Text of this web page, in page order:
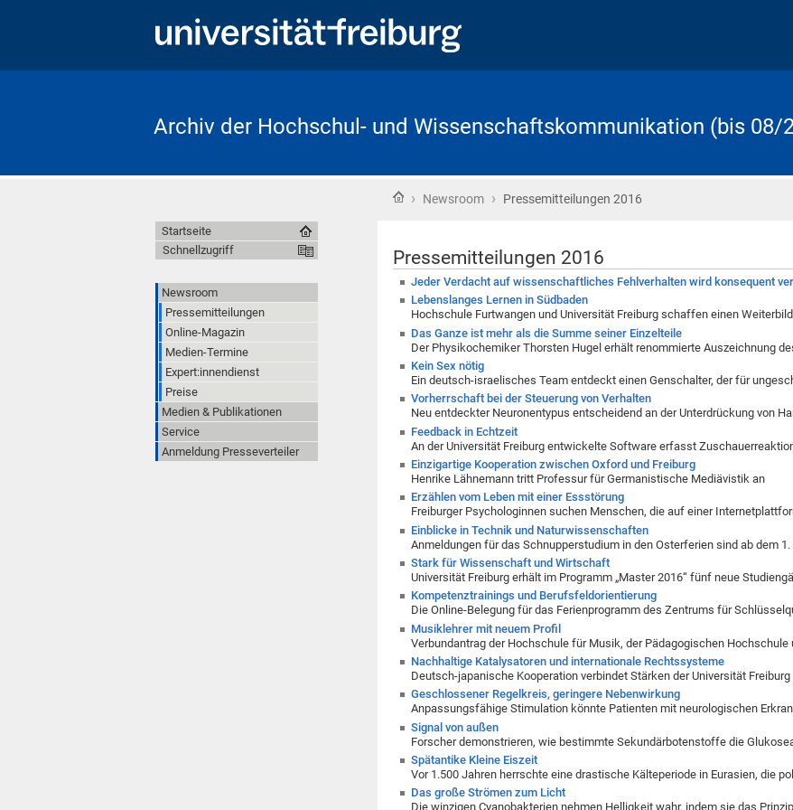
Archiv der Hochschul- und Wissenschaftskommunikation (bis 08/
Startseite
› Newsroom › Pressemitteilungen 2016
Pressemitteilungen 2016
Jeder Verdacht auf wissenschaftliches Fehlverhalten wird konsequent
Lebenslanges Lernen in Südbaden
Hochschule Furtwangen und Universität Freiburg schaffen einen
Das Ganze ist mehr als die Summe seiner Einzelteile
Der Physikochemiker Thorsten Hugel erhält renommierte Auszeichnung
Kein Sex nötig
Ein deutsch-israelisches Team entdeckt einen Genschalter, der für
Vorherrschaft bei der Steuerung von Verhalten
Neu entdeckter Neuronentypus entscheidend an der Unterdrückung von
Feedback in Echtzeit
An der Universität Freiburg entwickelte Software erfasst
Einzigartige Kooperation zwischen Oxford und Freiburg
Henrike Lähnemann tritt Professur für Germanistische Mediävistik an
Erzählen vom Leben mit einer Essstörung
Freiburger Psychologinnen suchen Menschen, die auf einer
Einblicke in Technik und Naturwissenschaften
Anmeldungen für das Schnupperstudium in den Osterferien sind ab dem
Stark für Wissenschaft und Wirtschaft
Universität Freiburg erhält im Programm „Master 2016“ fünf neue
Kompetenztrainings und Berufsfeldorientierung
Die Online-Belegung für das Ferienprogramm des Zentrums für
Musiklehrer mit neuem Profil
Verbundantrag der Hochschule für Musik, der Pädagogischen
Nachhaltige Katalysatoren und internationale Rechtssysteme
Deutsch-japanische Kooperation verbindet Stärken der Universität
Geschlossener Regelkreis, geringere Nebenwirkung
Anpassungsfähige Stimulation könnte Patienten mit neurologischen
Signal von außen
Forscher demonstrieren, wie bestimmte Sekundärbotenstoffe die
Spätantike Kleine Eiszeit
Vor 1.500 Jahren herrschte eine drastische Kälteperiode in Eurasien, die
Das große Strömen zum Licht
Die winzigen Cyanobakterien nehmen Helligkeit wahr, indem sie das
Startseite
Schnellzugriff
Newsroom
Pressemitteilungen
Online-Magazin
Medien-Termine
Expert:innendienst
Preise
Medien & Publikationen
Service
Anmeldung Presseverteiler